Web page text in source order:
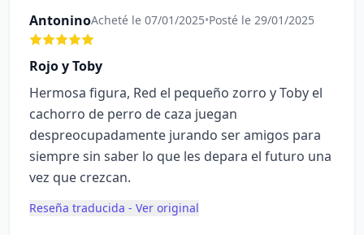
AntoninoAcheté le 07/01/2025•Posté le 29/01/2025
Rojo y Toby
Hermosa figura, Red el pequeño zorro y Toby el
cachorro de perro de caza juegan
despreocupadamente jurando ser amigos para
siempre sin saber lo que les depara el futuro una
vez que crezcan.
Reseña traducida - Ver original